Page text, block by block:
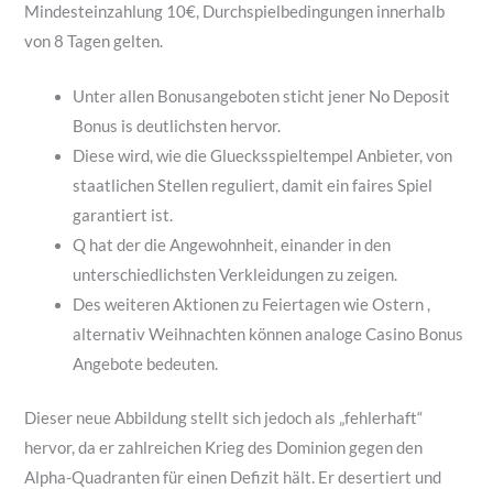
Mindesteinzahlung 10€, Durchspielbedingungen innerhalb
von 8 Tagen gelten.
Unter allen Bonusangeboten sticht jener No Deposit
Bonus is deutlichsten hervor.
Diese wird, wie die Gluecksspieltempel Anbieter, von
staatlichen Stellen reguliert, damit ein faires Spiel
garantiert ist.
Q hat der die Angewohnheit, einander in den
unterschiedlichsten Verkleidungen zu zeigen.
Des weiteren Aktionen zu Feiertagen wie Ostern ,
alternativ Weihnachten können analoge Casino Bonus
Angebote bedeuten.
Dieser neue Abbildung stellt sich jedoch als „fehlerhaft“
hervor, da er zahlreichen Krieg des Dominion gegen den
Alpha-Quadranten für einen Defizit hält. Er desertiert und